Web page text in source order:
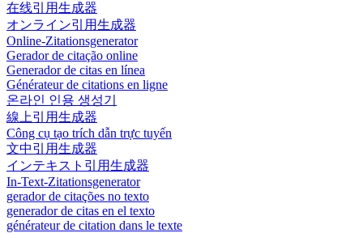
在线引用生成器
オンライン引用生成器
Online-Zitationsgenerator
Gerador de citação online
Generador de citas en línea
Générateur de citations en ligne
온라인 인용 생성기
線上引用生成器
Công cụ tạo trích dẫn trực tuyến
文中引用生成器
インテキスト引用生成器
In-Text-Zitationsgenerator
gerador de citações no texto
generador de citas en el texto
générateur de citation dans le texte